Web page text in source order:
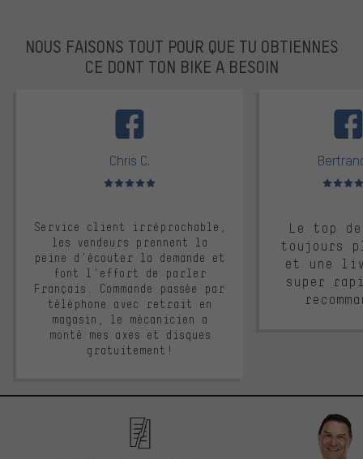
NOUS FAISONS TOUT POUR QUE TU OBTIENNES
CE DONT TON BIKE A BESOIN
Chris C.
Note moyenne : 5 sur 5
Service client irréprochable,
les vendeurs prennent la
peine d'écouter la demande et
font l'effort de parler
Français. Commande passée par
téléphone avec retrait en
magasin, le mécanicien a
monté mes axes et disques
gratuitement!
Note
Le top
toujours
et une
super